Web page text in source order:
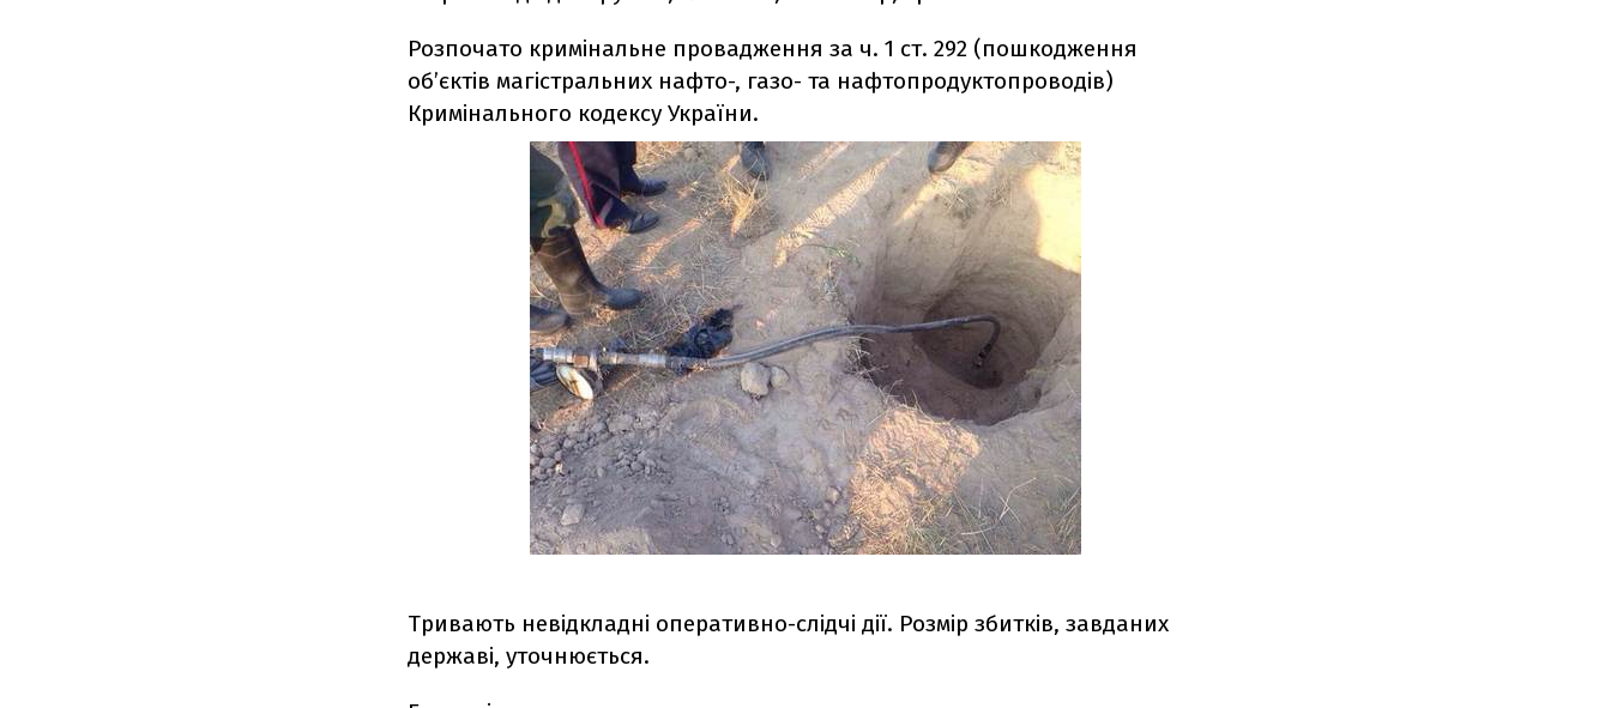
Розпочато кримінальне провадження за ч. 1 ст. 292 (пошкодження
об’єктів магістральних нафто-, газо- та нафтопродуктопроводів)
Кримінального кодексу України.
Тривають невідкладні оперативно-слідчі дії. Розмір збитків, завданих
державі, уточнюється.